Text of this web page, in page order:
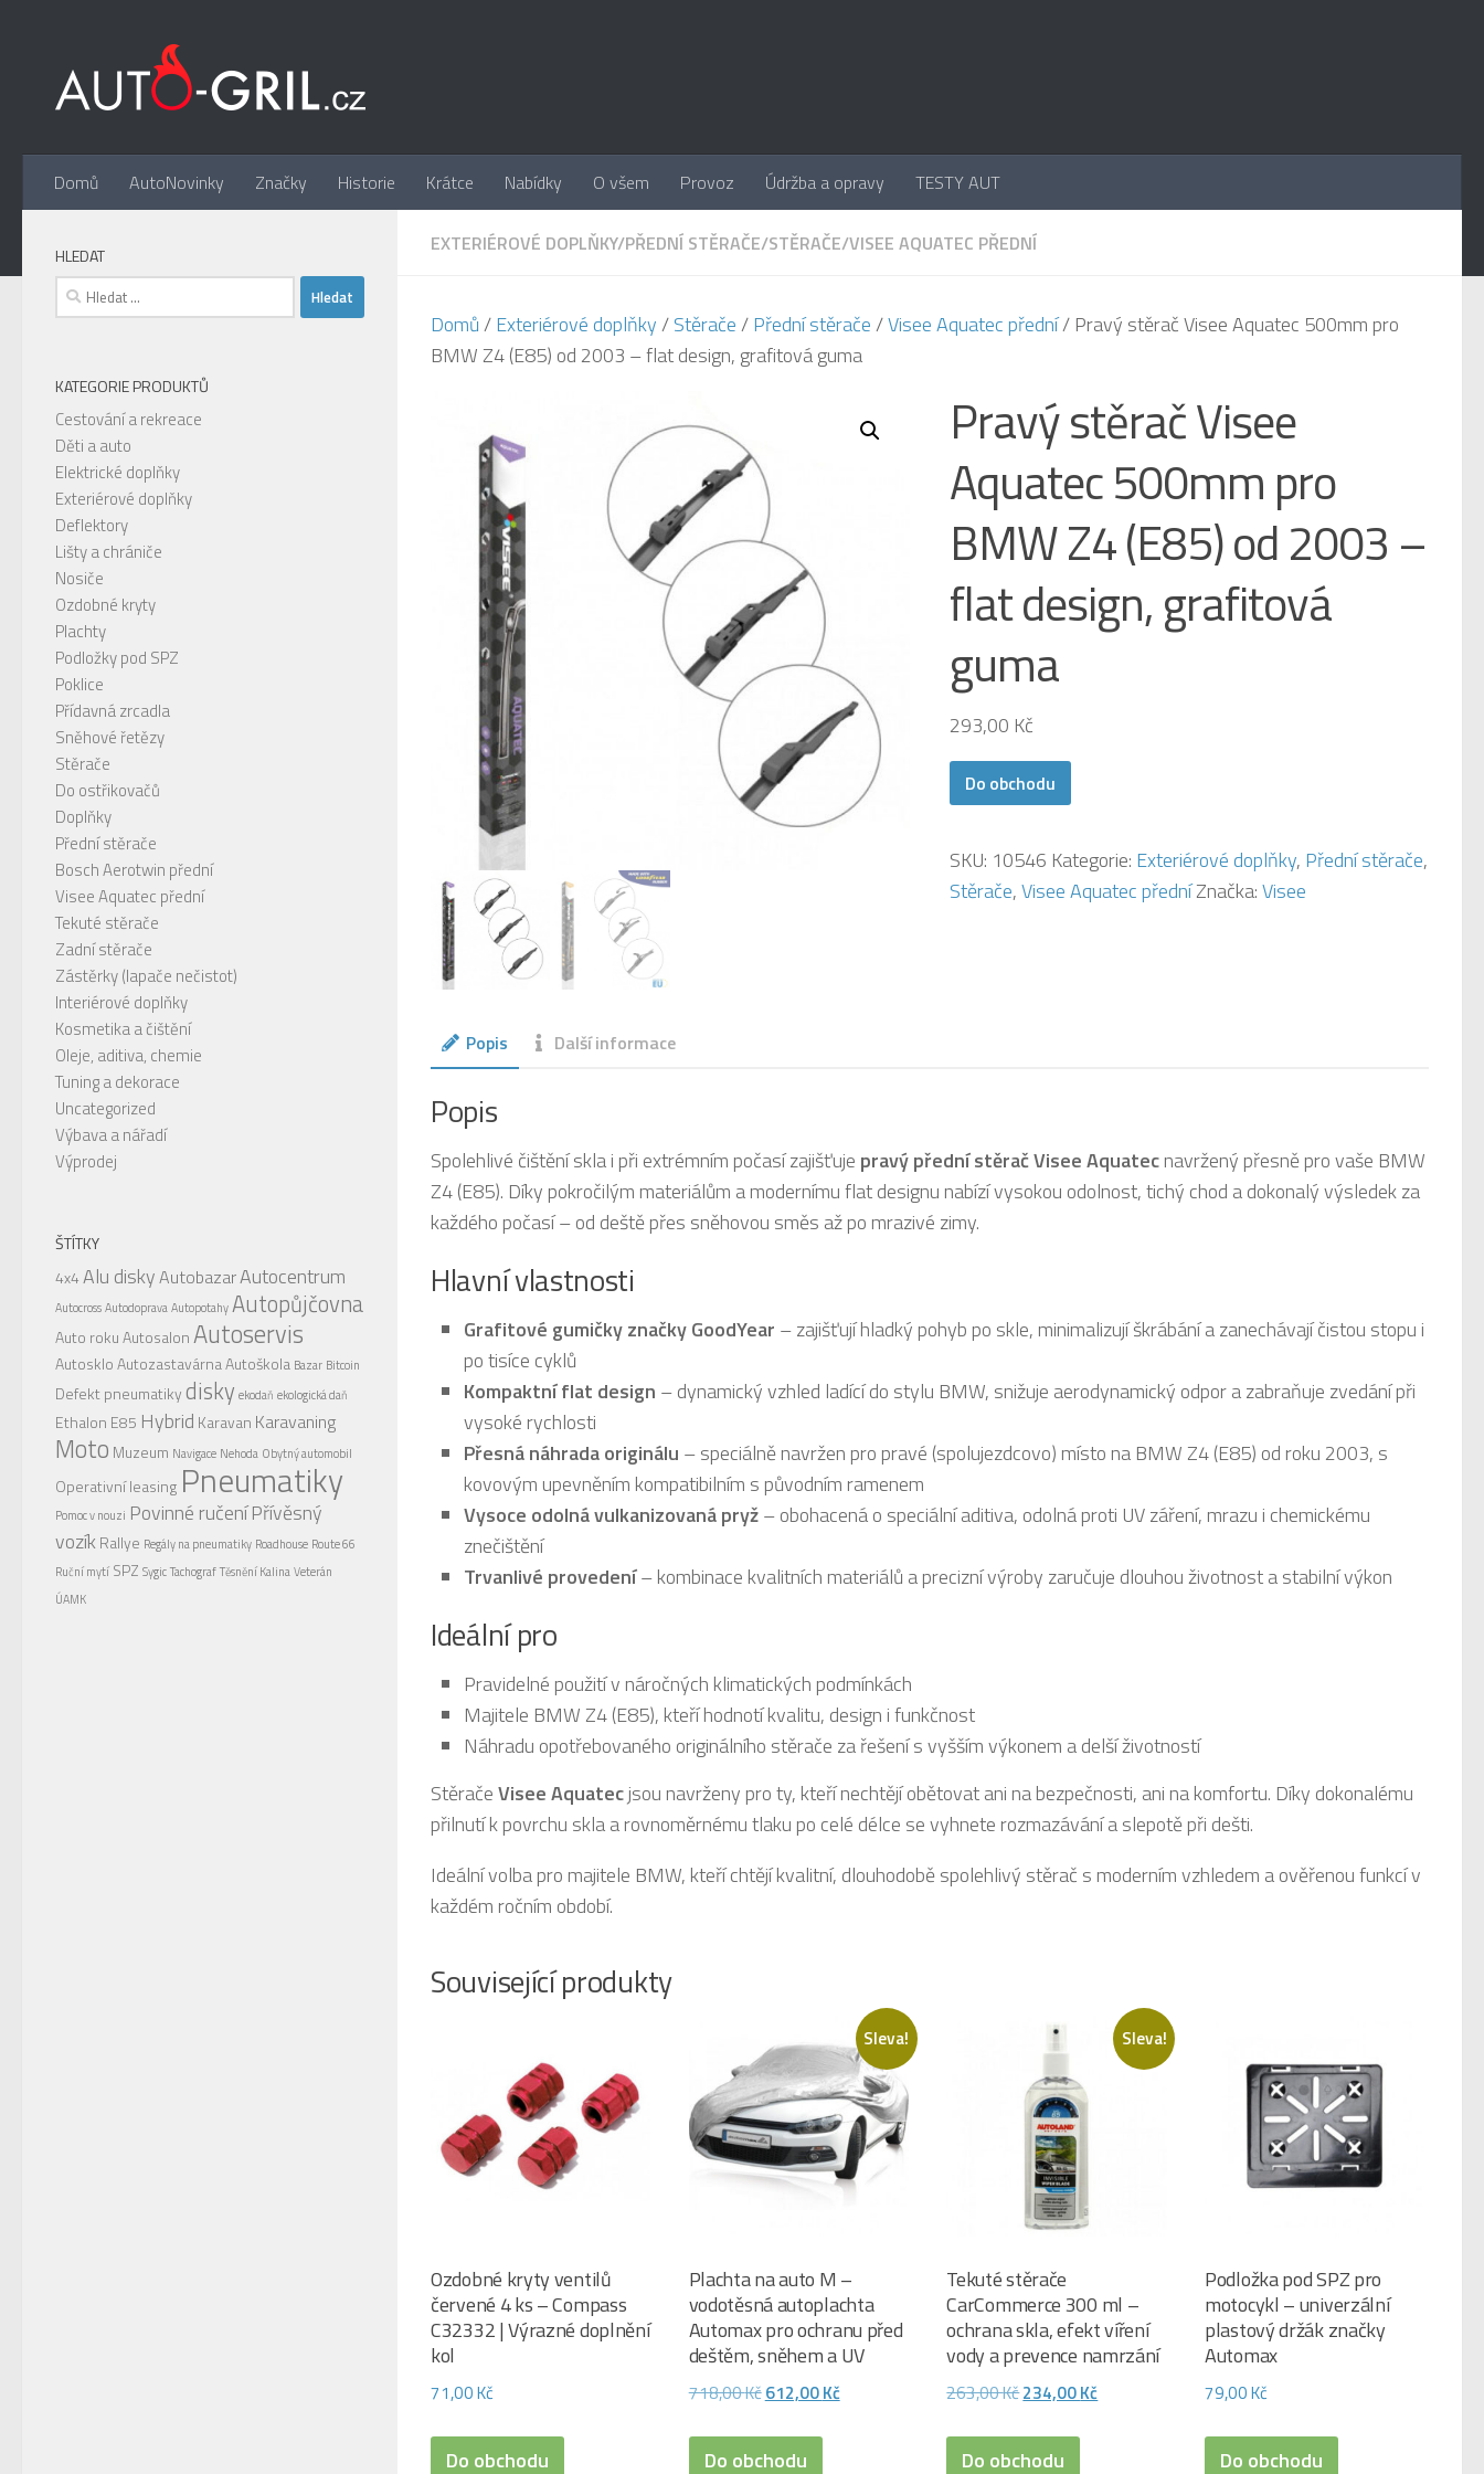
Domů AutoNovinky Značky Historie Krátce Nabídky O všem Provoz Údržba a opravy TESTY AUT
EXTERIÉROVÉ DOPLŇKY/PŘEDNÍ STĚRAČE/STĚRAČE/VISEE AQUATEC PŘEDNÍ
Domů/Exteriérové doplňky/Stěrače/Přední stěrače/Visee Aquatec přední/ Pravý stěrač Visee Aquatec 500mm pro
BMW Z4 (E85) od 2003 – flat design, grafitová guma
Pravý stěrač Visee
Aquatec 500mm pro
BMW Z4 (E85) od 2003 –
flat design, grafitová
guma
293,00 Kč
Do obchodu
SKU: 10546 Kategorie: Exteriérové doplňky, Přední stěrače,
Stěrače,Visee Aquatec předníZnačka:Visee
Popis Další informace
Popis
Spolehlivé čištění skla i při extrémním počasí zajišťuje pravý přední stěrač Visee Aquatecnavržený přesně pro vaše BMW
Z4 (E85). Díky pokročilým materiálům a modernímu flat designu nabízí vysokou odolnost, tichý chod a dokonalý výsledek za
každého počasí – od deště přes sněhovou směs až po mrazivé zimy.
Hlavní vlastnosti
Grafitové gumičky značky GoodYear – zajišťují hladký pohyb po skle, minimalizují škrábání a zanechávají čistou stopu i
po tisíce cyklů
Kompaktní flat design – dynamický vzhled ladící do stylu BMW, snižuje aerodynamický odpor a zabraňuje zvedání při
vysoké rychlosti
Přesná náhrada originálu – speciálně navržen pro pravé (spolujezdcovo) místo na BMW Z4 (E85) od roku 2003, s
kovovým upevněním kompatibilním s původním ramenem
Vysoce odolná vulkanizovaná pryž– obohacená o speciální aditiva, odolná proti UV záření, mrazu i chemickému
znečištění
Trvanlivé provedení– kombinace kvalitních materiálů a precizní výroby zaručuje dlouhou životnost a stabilní výkon
Ideální pro
Pravidelné použití v náročných klimatických podmínkách
Majitele BMW Z4 (E85), kteří hodnotí kvalitu, design i funkčnost
Náhradu opotřebovaného originálního stěrače za řešení s vyšším výkonem a delší životností
StěračeVisee Aquatecjsou navrženy pro ty, kteří nechtějí obětovat ani na bezpečnosti, ani na komfortu. Díky dokonalému
přilnutí k povrchu skla a rovnoměrnému tlaku po celé délce se vyhnete rozmazávání a slepotě při dešti.
Ideální volba pro majitele BMW, kteří chtějí kvalitní, dlouhodobě spolehlivý stěrač s moderním vzhledem a ověřenou funkcí v
každém ročním období.
Související produkty
Ozdobné kryty ventilů
červené 4 ks – Compass
C32332 | Výrazné doplnění
kol
71,00Kč
Do obchodu
Sleva!
Plachta na auto M –
vodotěsná autoplachta
Automax pro ochranu před
deštěm, sněhem a UV
718,00KčPůvodní
byla:
612,00KčAktuální
Do obchodu
Sleva!
Tekuté stěrače
CarCommerce 300 ml –
ochrana skla, efekt víření
vody a prevence namrzání
263,00KčPůvodní
byla:
234,00KčAktuální
Do obchodu
Podložka pod SPZ pro
motocykl – univerzální
plastový držák značky
Automax
79,00Kč
Do obchodu
HLEDAT
Vyhledávání
KATEGORIE PRODUKTŮ
Cestování a rekreace
Děti a auto
Elektrické doplňky
Exteriérové doplňky
Deflektory
Lišty a chrániče
Nosiče
Ozdobné kryty
Plachty
Podložky pod SPZ
Poklice
Přídavná zrcadla
Sněhové řetězy
Stěrače
Do ostřikovačů
Doplňky
Přední stěrače
Bosch Aerotwin přední
Visee Aquatec přední
Tekuté stěrače
Zadní stěrače
Zástěrky (lapače nečistot)
Interiérové doplňky
Kosmetika a čištění
Oleje, aditiva, chemie
Tuning a dekorace
Uncategorized
Výbava a nářadí
Výprodej
ŠTÍTKY
4x4Alu diskyAutobazarAutocentrum
AutocrossAutodopravaAutopotahyAutopůjčovna
Auto rokuAutosalonAutoservis
AutoskloAutozastavárnaAutoškola Bazar Bitcoin
Defekt pneumatikydisky ekodaň ekologická daň
Ethalon E85 Hybrid Karavan Karavaning
Moto Muzeum Navigace Nehoda Obytný automobil
Operativní leasing Pneumatiky
Pomoc v nouzi Povinné ručeníPřívěsný
vozíkRallye Regály na pneumatiky Roadhouse Route 66
Ruční mytí SPZ SygicTachografTěsnění KalinaVeterán
ÚAMK